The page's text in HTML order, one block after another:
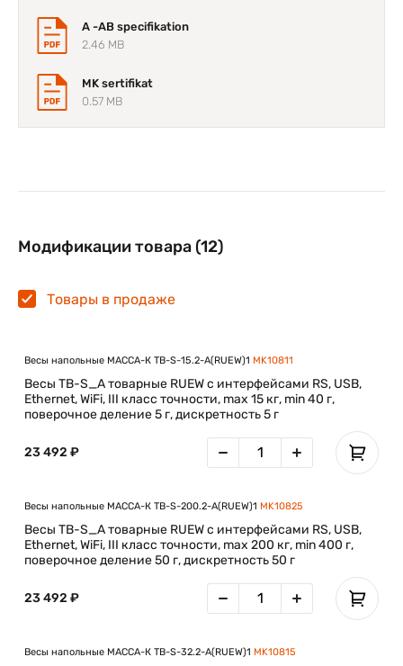
A -AB specifikation
2.46 MB
MK sertifikat
0.57 MB
Модификации товара (12)
Товары в продаже
Весы напольные МАССА-К TB-S-15.2-A(RUEW)1 MK10811
Весы TB-S_A товарные RUEW с интерфейсами RS, USB,
Ethernet, WiFi, III класс точности, max 15 кг, min 40 г,
поверочное деление 5 г, дискретность 5 г
23 492 ₽
Весы напольные МАССА-К TB-S-200.2-A(RUEW)1 MK10825
Весы TB-S_A товарные RUEW с интерфейсами RS, USB,
Ethernet, WiFi, III класс точности, max 200 кг, min 400 г,
поверочное деление 50 г, дискретность 50 г
23 492 ₽
Весы напольные МАССА-К TB-S-32.2-A(RUEW)1 MK10815